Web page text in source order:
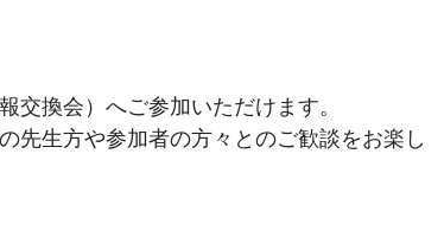
交換会）へご参加いただけます。
先生方や参加者の方々とのご歓談をお楽し